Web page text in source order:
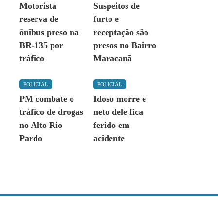
Motorista
reserva de
ônibus preso na
BR-135 por
tráfico
Suspeitos de
furto e
receptação são
presos no Bairro
Maracanã
POLICIAL
PM combate o
tráfico de drogas
no Alto Rio
Pardo
POLICIAL
Idoso morre e
neto dele fica
ferido em
acidente